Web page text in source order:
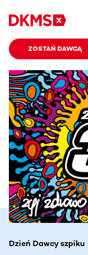
ZOSTAŃ DAWCĄ
Dzień Dawcy szpiku